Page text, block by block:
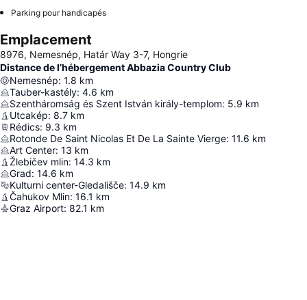
Parking pour handicapés
Emplacement
8976, Nemesnép, Határ Way 3-7, Hongrie
Distance de l’hébergement Abbazia Country Club
Nemesnép: 1.8 km
Tauber-kastély: 4.6 km
Szentháromság és Szent István király-templom: 5.9 km
Utcakép: 8.7 km
Rédics: 9.3 km
Rotonde De Saint Nicolas Et De La Sainte Vierge: 11.6 km
Art Center: 13 km
Žlebičev mlin: 14.3 km
Grad: 14.6 km
Kulturni center-Gledališče: 14.9 km
Čahukov Mlin: 16.1 km
Graz Airport: 82.1 km